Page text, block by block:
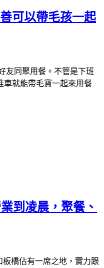
可以帶毛孩一起
友同聚用餐。不管是下班
車就能帶毛寶一起來用餐
到凌晨，聚餐、
橋佔有一席之地，實力跟